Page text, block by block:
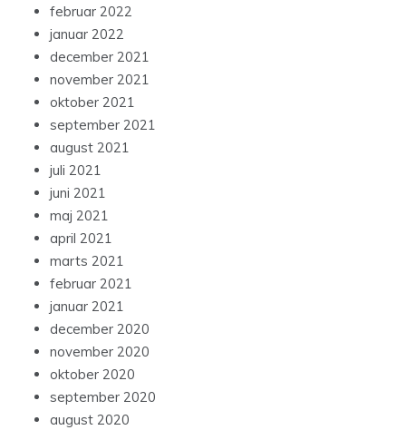
februar 2022
januar 2022
december 2021
november 2021
oktober 2021
september 2021
august 2021
juli 2021
juni 2021
maj 2021
april 2021
marts 2021
februar 2021
januar 2021
december 2020
november 2020
oktober 2020
september 2020
august 2020